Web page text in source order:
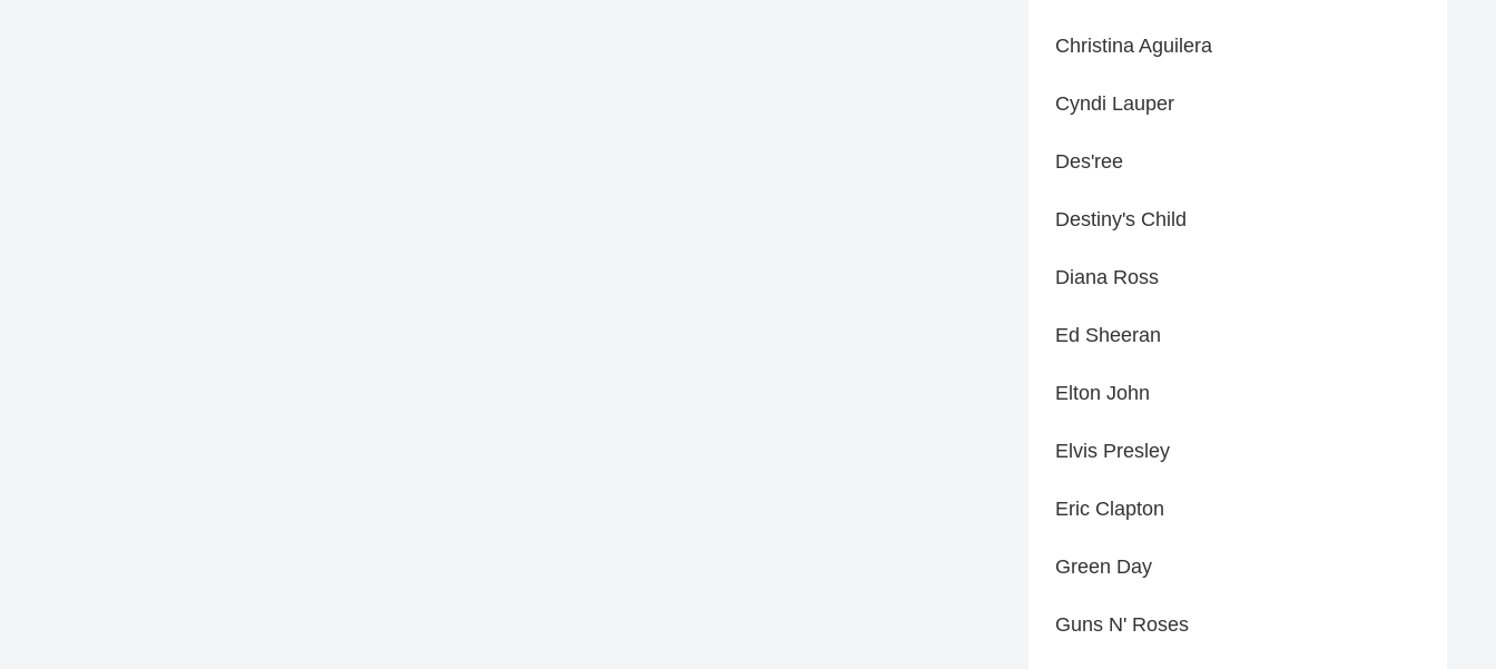
Christina Aguilera
Cyndi Lauper
Des'ree
Destiny's Child
Diana Ross
Ed Sheeran
Elton John
Elvis Presley
Eric Clapton
Green Day
Guns N' Roses